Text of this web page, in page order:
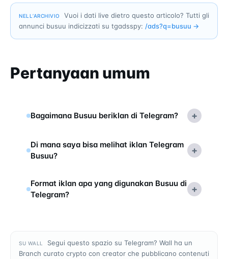
NELL’ARCHIVIO
Vuoi i dati live dietro questo articolo? Tutti gli
annunci busuu indicizzati su tgadsspy: /ads?q=busuu →
Pertanyaan umum
Bagaimana Busuu beriklan di Telegram? +
Di mana saya bisa melihat iklan Telegram
Busuu?
+
Format iklan apa yang digunakan Busuu di
Telegram?
+
SU WALL
Segui questo spazio su Telegram? Wall ha un
Branch curato crypto con creator che pubblicano contenuti